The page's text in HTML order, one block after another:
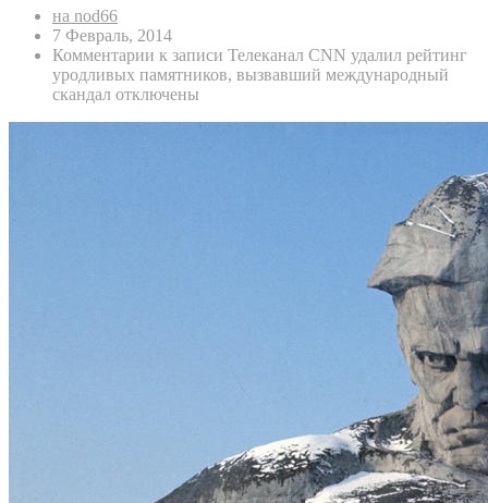
на nod66
7 Февраль, 2014
Комментарии к записи Телеканал CNN удалил рейтинг
уродливых памятников, вызвавший международный
скандал отключены